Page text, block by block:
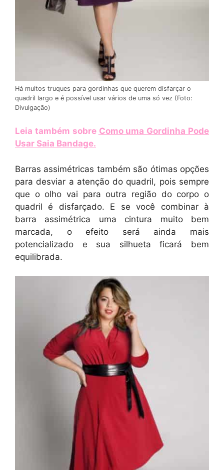
Há muitos truques para gordinhas que querem disfarçar o
quadril largo e é possível usar vários de uma só vez (Foto:
Divulgação)
Leia também sobre Como uma Gordinha Pode
Usar Saia Bandage.
Barras assimétricas também são ótimas opções
para desviar a atenção do quadril, pois sempre
que o olho vai para outra região do corpo o
quadril é disfarçado. E se você combinar à
barra assimétrica uma cintura muito bem
marcada, o efeito será ainda mais
potencializado e sua silhueta ficará bem
equilibrada.